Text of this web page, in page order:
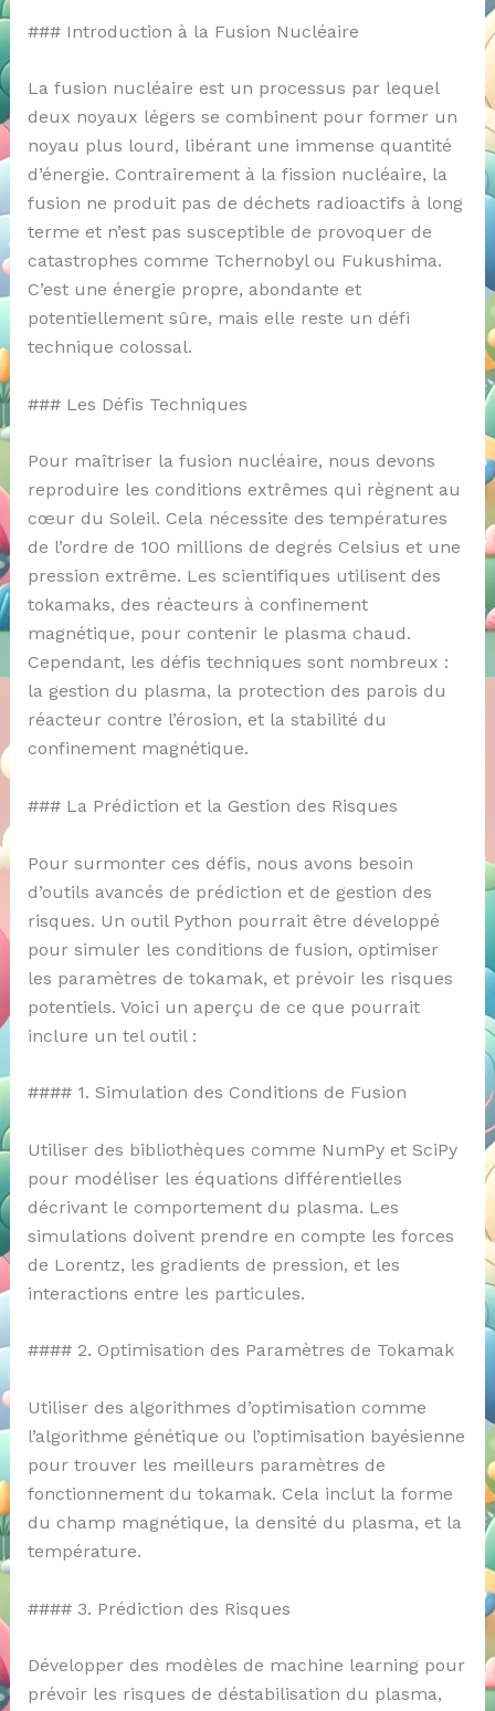
### Introduction à la Fusion Nucléaire
La fusion nucléaire est un processus par lequel
deux noyaux légers se combinent pour former un
noyau plus lourd, libérant une immense quantité
d’énergie. Contrairement à la fission nucléaire, la
fusion ne produit pas de déchets radioactifs à long
terme et n’est pas susceptible de provoquer de
catastrophes comme Tchernobyl ou Fukushima.
C’est une énergie propre, abondante et
potentiellement sûre, mais elle reste un défi
technique colossal.
### Les Défis Techniques
Pour maîtriser la fusion nucléaire, nous devons
reproduire les conditions extrêmes qui règnent au
cœur du Soleil. Cela nécessite des températures
de l’ordre de 100 millions de degrés Celsius et une
pression extrême. Les scientifiques utilisent des
tokamaks, des réacteurs à confinement
magnétique, pour contenir le plasma chaud.
Cependant, les défis techniques sont nombreux :
la gestion du plasma, la protection des parois du
réacteur contre l’érosion, et la stabilité du
confinement magnétique.
### La Prédiction et la Gestion des Risques
Pour surmonter ces défis, nous avons besoin
d’outils avancés de prédiction et de gestion des
risques. Un outil Python pourrait être développé
pour simuler les conditions de fusion, optimiser
les paramètres de tokamak, et prévoir les risques
potentiels. Voici un aperçu de ce que pourrait
inclure un tel outil :
#### 1. Simulation des Conditions de Fusion
Utiliser des bibliothèques comme NumPy et SciPy
pour modéliser les équations différentielles
décrivant le comportement du plasma. Les
simulations doivent prendre en compte les forces
de Lorentz, les gradients de pression, et les
interactions entre les particules.
#### 2. Optimisation des Paramètres de Tokamak
Utiliser des algorithmes d’optimisation comme
l’algorithme génétique ou l’optimisation bayésienne
pour trouver les meilleurs paramètres de
fonctionnement du tokamak. Cela inclut la forme
du champ magnétique, la densité du plasma, et la
température.
#### 3. Prédiction des Risques
Développer des modèles de machine learning pour
prévoir les risques de déstabilisation du plasma,